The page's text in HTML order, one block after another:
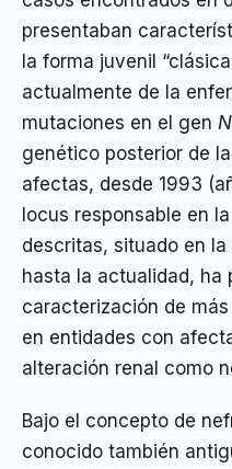
presentaban
la forma juvenil
actualmente de la
mutaciones en el gen
genético posterior de
afectas, desde 1993
locus responsable en
descritas, situado en la
hasta la actualidad, ha
caracterización de
en entidades con
alteración renal como
Bajo el concepto de
conocido también